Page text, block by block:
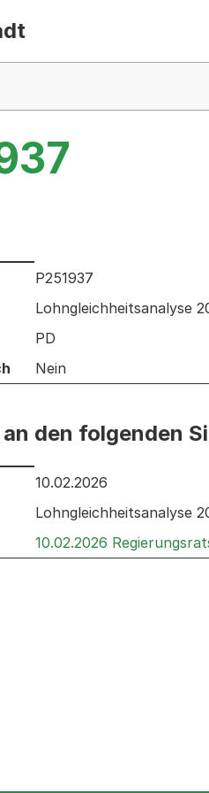
Ausgewählten Geschäft
P251937
Lohngleichheitsanalyse
PD
Nein
den folgenden
folgenden Sitzungen:
10.02.2026
Lohngleichheitsanalyse
10.02.2026